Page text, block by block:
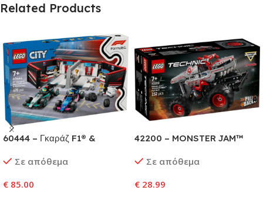
Related Products
60444 – Γκαράζ F1® &
AlpineΣε απόθεμα
€ 85.00
42200 – MONSTER JAM™
BACKΣε απόθεμα
€ 28.99